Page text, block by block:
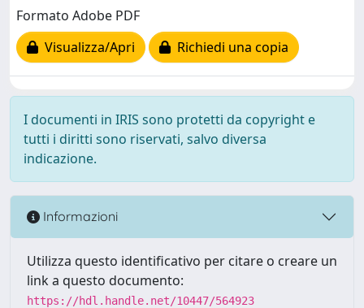
Formato Adobe PDF
Visualizza/Apri
Richiedi una copia
I documenti in IRIS sono protetti da copyright e
tutti i diritti sono riservati, salvo diversa
indicazione.
Informazioni
Utilizza questo identificativo per citare o creare un
link a questo documento:
https://hdl.handle.net/10447/564923